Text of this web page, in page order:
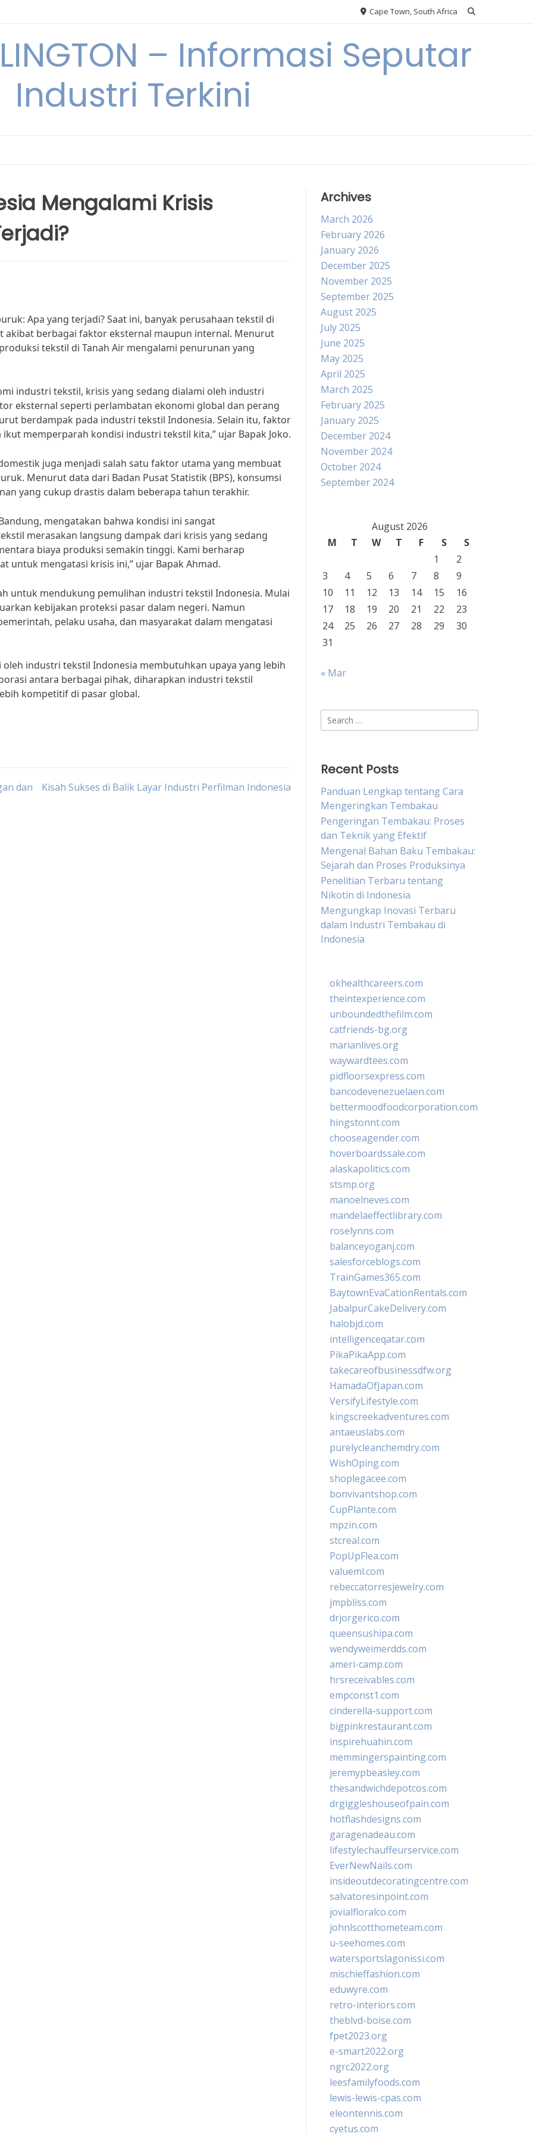
Cape Town, South Africa
– Informasi Seputar
Industri Terkini
Mengalami Krisis
Apa yang terjadi? Saat ini, banyak perusahaan tekstil di
akibat berbagai faktor eksternal maupun internal. Menurut
tekstil di Tanah Air mengalami penurunan yang
industri tekstil, krisis yang sedang dialami oleh industri
eksternal seperti perlambatan ekonomi global dan perang
berdampak pada industri tekstil Indonesia. Selain itu, faktor
memperparah kondisi industri tekstil kita,” ujar Bapak Joko.
juga menjadi salah satu faktor utama yang membuat
Menurut data dari Badan Pusat Statistik (BPS), konsumsi
yang cukup drastis dalam beberapa tahun terakhir.
mengatakan bahwa kondisi ini sangat
merasakan langsung dampak dari krisis yang sedang
biaya produksi semakin tinggi. Kami berharap
untuk mengatasi krisis ini,” ujar Bapak Ahmad.
untuk mendukung pemulihan industri tekstil Indonesia. Mulai
kebijakan proteksi pasar dalam negeri. Namun
pelaku usaha, dan masyarakat dalam mengatasi
industri tekstil Indonesia membutuhkan upaya yang lebih
antara berbagai pihak, diharapkan industri tekstil
kompetitif di pasar global.
dan
Kisah Sukses di Balik Layar Industri Perfilman Indonesia
Archives
March 2026
February 2026
January 2026
December 2025
November 2025
September 2025
August 2025
July 2025
June 2025
May 2025
April 2025
March 2025
February 2025
January 2025
December 2024
November 2024
October 2024
September 2024
August 2026
M
T W T F S
S
1
2
3
4 5 6 7 8
9
10
11 12 13 14 15
16
17
18 19 20 21 22
23
24
25 26 27 28 29
30
31
« Mar
Search
for:
Recent Posts
Panduan Lengkap tentang Cara
Mengeringkan Tembakau
Pengeringan Tembakau: Proses
dan Teknik yang Efektif
Mengenal Bahan Baku Tembakau:
Sejarah dan Proses Produksinya
Penelitian Terbaru tentang
Nikotin di Indonesia
Mengungkap Inovasi Terbaru
dalam Industri Tembakau di
Indonesia
okhealthcareers.com
theintexperience.com
unboundedthefilm.com
catfriends-bg.org
marianlives.org
waywardtees.com
pidfloorsexpress.com
bancodevenezuelaen.com
bettermoodfoodcorporation.com
hingstonnt.com
chooseagender.com
hoverboardssale.com
alaskapolitics.com
stsmp.org
manoelneves.com
mandelaeffectlibrary.com
roselynns.com
balanceyoganj.com
salesforceblogs.com
TrainGames365.com
BaytownEvaCationRentals.com
JabalpurCakeDelivery.com
halobjd.com
intelligenceqatar.com
PikaPikaApp.com
takecareofbusinessdfw.org
HamadaOfJapan.com
VersifyLifestyle.com
kingscreekadventures.com
antaeuslabs.com
purelycleanchemdry.com
WishOping.com
shoplegacee.com
bonvivantshop.com
CupPlante.com
mpzin.com
stcreal.com
PopUpFlea.com
valueml.com
rebeccatorresjewelry.com
jmpbliss.com
drjorgerico.com
queensushipa.com
wendyweimerdds.com
ameri-camp.com
hrsreceivables.com
empconst1.com
cinderella-support.com
bigpinkrestaurant.com
inspirehuahin.com
memmingerspainting.com
jeremypbeasley.com
thesandwichdepotcos.com
drgiggleshouseofpain.com
hotflashdesigns.com
garagenadeau.com
lifestylechauffeurservice.com
EverNewNails.com
insideoutdecoratingcentre.com
salvatoresinpoint.com
jovialfloralco.com
johnlscotthometeam.com
u-seehomes.com
watersportslagonissi.com
mischieffashion.com
eduwyre.com
retro-interiors.com
theblvd-boise.com
fpet2023.org
e-smart2022.org
ngrc2022.org
leesfamilyfoods.com
lewis-lewis-cpas.com
eleontennis.com
cyetus.com